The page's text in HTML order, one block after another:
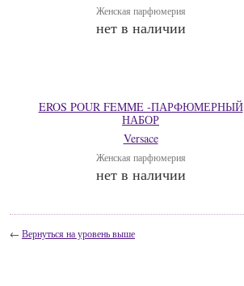
Женская парфюмерия
нет в наличии
EROS POUR FEMME -ПАРФЮМЕРНЫЙ
НАБОР
Versace
Женская парфюмерия
нет в наличии
← Вернуться на уровень выше